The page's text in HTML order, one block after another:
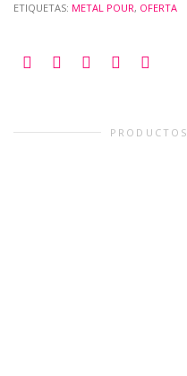
ETIQUETAS: METAL POUR, OFERTA